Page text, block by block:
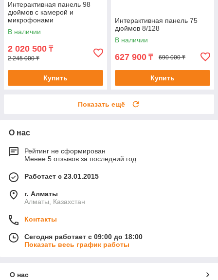
Интерактивная панель 98
дюймов с камерой и
микрофонами
В наличии
2 020 500 ₸
2 245 000 ₸
Купить
Интерактивная панель 75
дюймов 8/128
В наличии
627 900 ₸ 690 000 ₸
Купить
Показать ещё
О нас
Рейтинг не сформирован
Менее 5 отзывов за последний год
Работает с 23.01.2015
г. Алматы
Алматы, Казахстан
Контакты
Сегодня работает с 09:00 до 18:00
Показать весь график работы
О нас